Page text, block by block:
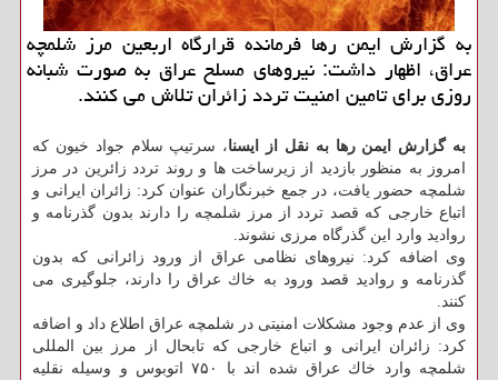
به گزارش ایمن رها فرمانده قرارگاه اربعین مرز شلمچه
عراق، اظهار داشت: نیروهای مسلح عراق به صورت شبانه
روزی برای تامین امنیت تردد زائران تلاش می كنند.
به گزارش ایمن رها به نقل از ایسنا، سرتیپ سلام جواد خیون كه
امروز به منظور بازدید از زیرساخت ها و روند تردد زائرین در مرز
شلمچه حضور یافت، در جمع خبرنگاران عنوان كرد: زائران ایرانی و
اتباع خارجی كه قصد تردد از مرز شلمچه را دارند بدون گذرنامه و
روادید وارد این گذرگاه مرزی نشوند.
وی اضافه كرد: نیروهای نظامی عراق از ورود زائرانی كه بدون
گذرنامه و روادید قصد ورود به خاك عراق را دارند، جلوگیری می
كنند.
وی از عدم وجود مشكلات امنیتی در شلمچه عراق اطلاع داد و اضافه
كرد: زائران ایرانی و اتباع خارجی كه تابحال از مرز بین المللی
شلمچه وارد خاك عراق شده اند با ۷۵۰ اتوبوس و وسیله نقلیه